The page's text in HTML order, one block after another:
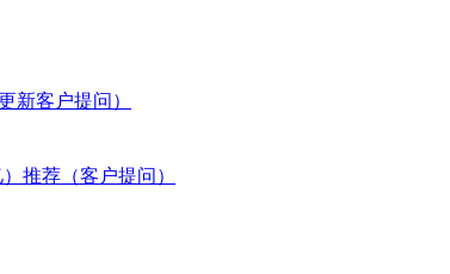
新客户提问）
推荐（客户提问）